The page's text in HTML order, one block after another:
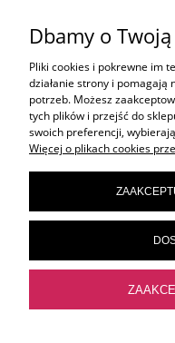
Dbamy o
Pliki cookies i pokrewne im
działanie strony i pomagają
potrzeb. Możesz
tych plików i przejść do
swoich preferencji,
Więcej o plikach cookies